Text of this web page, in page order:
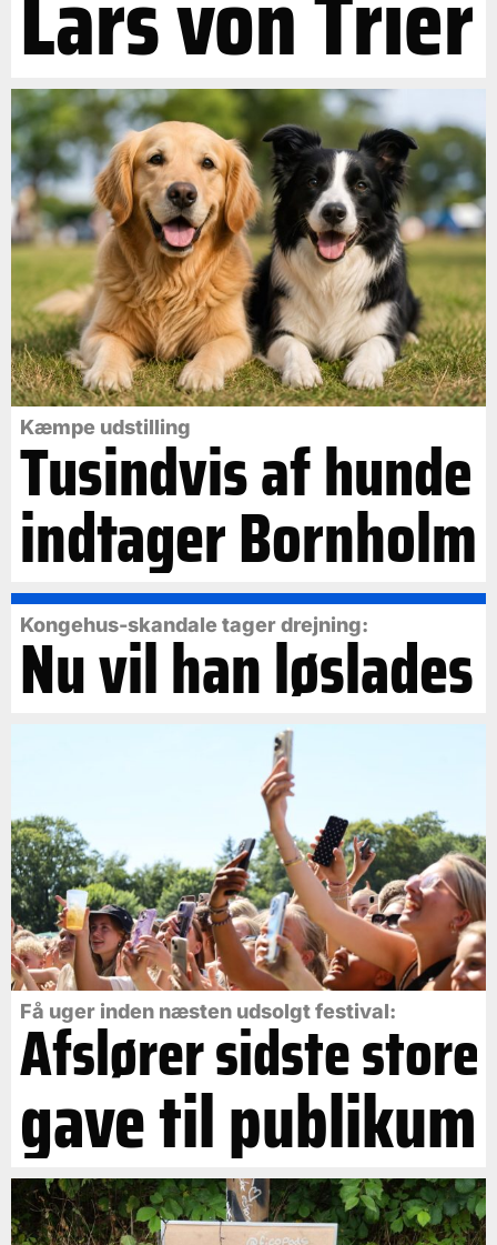
Kæmpe udstilling
Tusindvis af hunde
indtager Bornholm
Kongehus-skandale tager drejning:
Nu vil han løslades
Få uger inden næsten udsolgt festival:
Afslører sidste store
gave til publikum